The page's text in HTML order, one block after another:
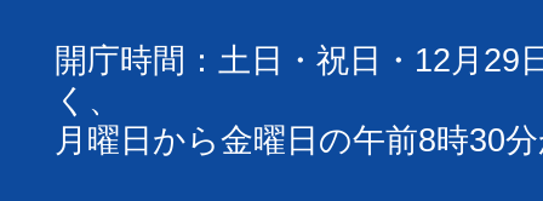
開庁時間：土日・祝日・12月29
く、
月曜日から金曜日の午前8時30